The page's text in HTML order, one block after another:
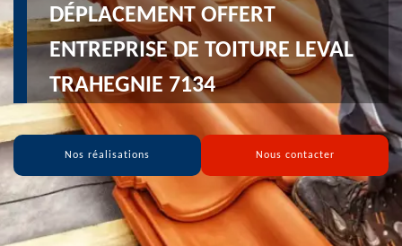
DÉPLACEMENT OFFERT
ENTREPRISE DE TOITURE LEVAL
TRAHEGNIE 7134
Nos réalisations Nous contacter